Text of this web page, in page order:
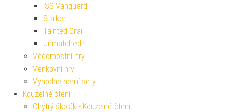
ISS Vanguard
Stalker
Tainted Grail
Unmatched
Vědomostní hry
Venkovní hry
Výhodné herní sety
Kouzelné čtení
Chytrý školák - Kouzelné čtení